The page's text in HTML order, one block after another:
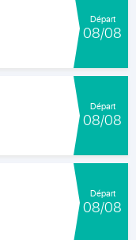
Départ
08/08
Départ
08/08
Départ
08/08